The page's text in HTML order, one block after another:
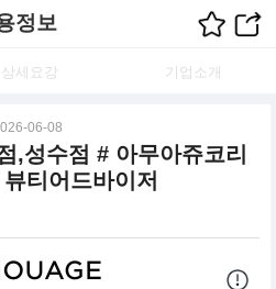
정보
상세요강 기업소개
06-08
,성수점 # 아무아쥬코리
티어드바이저